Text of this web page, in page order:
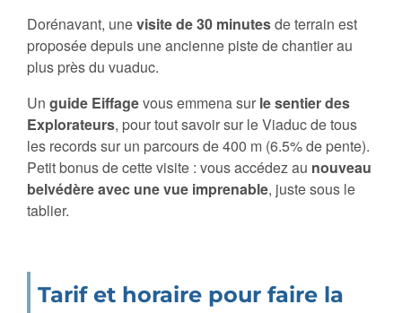
Dorénavant, unevisite de 30 minutesde terrain est
proposée depuis une ancienne piste de chantier au
plus près du vuaduc.
Un guide Eiffagevous emmena sur le sentier des
Explorateurs, pour tout savoir sur le Viaduc de tous
les records sur un parcours de 400 m (6.5% de pente).
Petit bonus de cette visite : vous accédez au nouveau
belvédère avec une vue imprenable, juste sous le
tablier.
Tarif et horaire pour faire la